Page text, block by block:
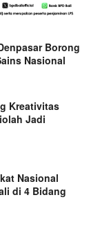
Borong
Nasional
Kreativitas
Jadi
Nasional
di 4 Bidang